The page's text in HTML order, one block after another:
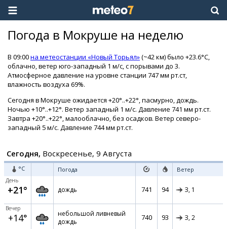
Погода в Мокруше на неделю
В 09:00на метеостанции «Новый Торьял»(~42 км) было +23.6°C,
облачно, ветер юго-западный 1 м/с, с порывами до 3.
Атмосферное давление на уровне станции 747 мм рт.ст,
влажность воздуха 69%.
Сегодня в Мокруше ожидается +20°..+22°, пасмурно, дождь.
Ночью +10°..+12°. Ветер западный 1 м/с. Давление 741 мм рт.ст.
Завтра +20°..+22°, малооблачно, без осадков. Ветер северо-
западный 5 м/с. Давление 744 мм рт.ст.
Сегодня, Воскресенье, 9 Августа
°C Погода Ветер
День
+21° дождь 741 94 З, 1
Вечер
+14°
небольшой ливневый
дождь
740 93 З, 2